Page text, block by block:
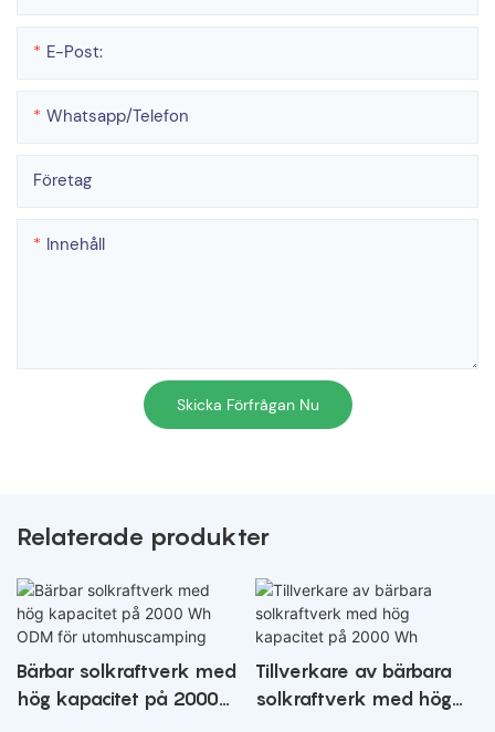
E-Post:
Whatsapp/telefon
Företag
Innehåll
Skicka Förfrågan Nu
Relaterade produkter
Bärbar solkraftverk med
hög kapacitet på 2000
Tillverkare av bärbara
solkraftverk med hög